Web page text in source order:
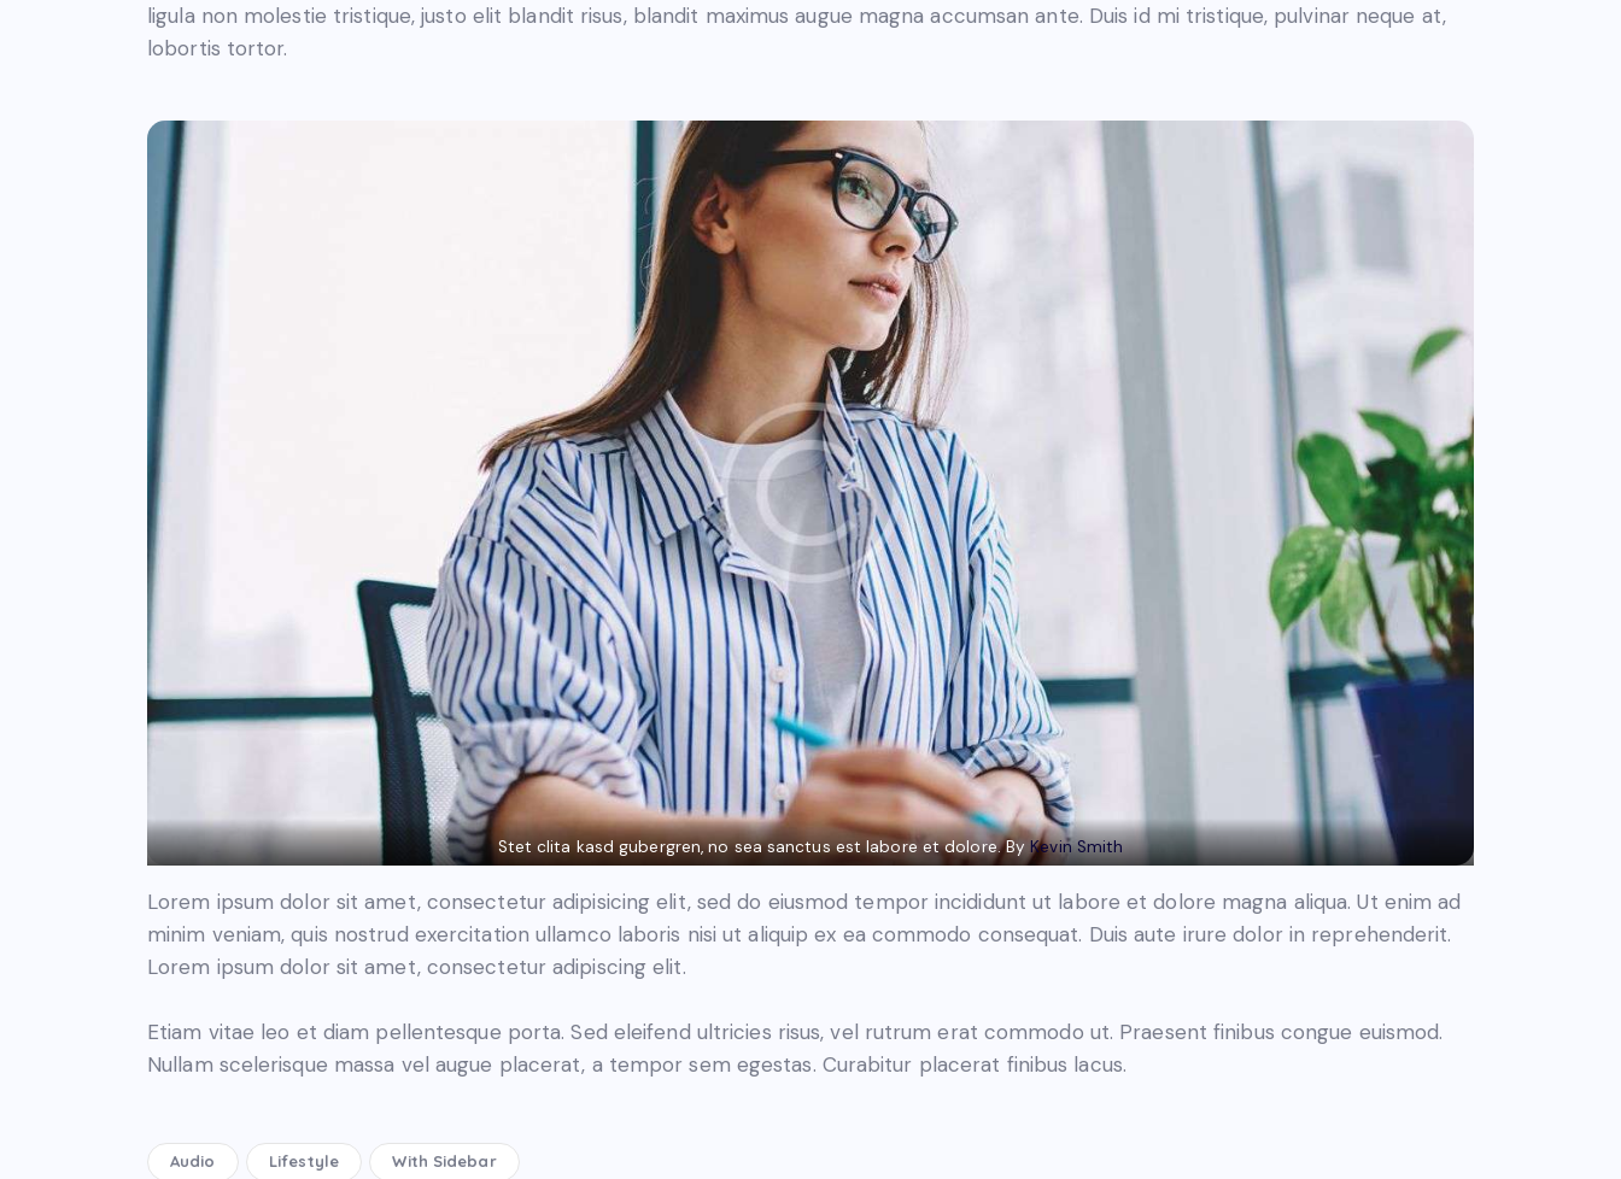
ligula non molestie tristique, justo elit blandit risus, blandit maximus augue magna accumsan ante. Duis id mi tristique, pulvinar neque at,
lobortis tortor.
Stet clita kasd gubergren, no sea sanctus est labore et dolore. ByKevin Smith
Lorem ipsum dolor sit amet, consectetur adipisicing elit, sed do eiusmod tempor incididunt ut labore et dolore magna aliqua. Ut enim ad
minim veniam, quis nostrud exercitation ullamco laboris nisi ut aliquip ex ea commodo consequat. Duis aute irure dolor in reprehenderit.
Lorem ipsum dolor sit amet, consectetur adipiscing elit.
Etiam vitae leo et diam pellentesque porta. Sed eleifend ultricies risus, vel rutrum erat commodo ut. Praesent finibus congue euismod.
Nullam scelerisque massa vel augue placerat, a tempor sem egestas. Curabitur placerat finibus lacus.
Audio Lifestyle With Sidebar